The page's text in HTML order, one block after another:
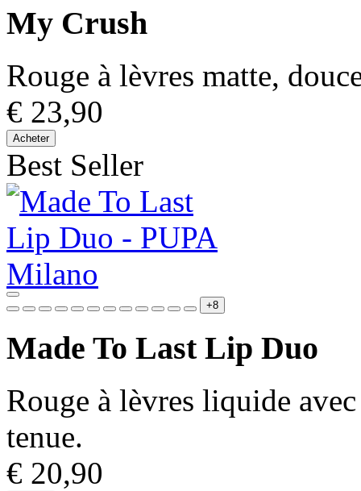
My Crush
Rouge à lèvres matte,
€ 23,90
Acheter
Best Seller
+8
Made To Last Lip Duo
Rouge à lèvres liquide
tenue.
€ 20,90